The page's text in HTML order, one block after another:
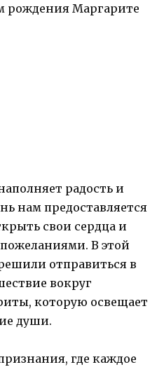
радость и
нам предоставляется
свои сердца и
В этой
отправиться в
вокруг
которую освещает
души.
где каждое